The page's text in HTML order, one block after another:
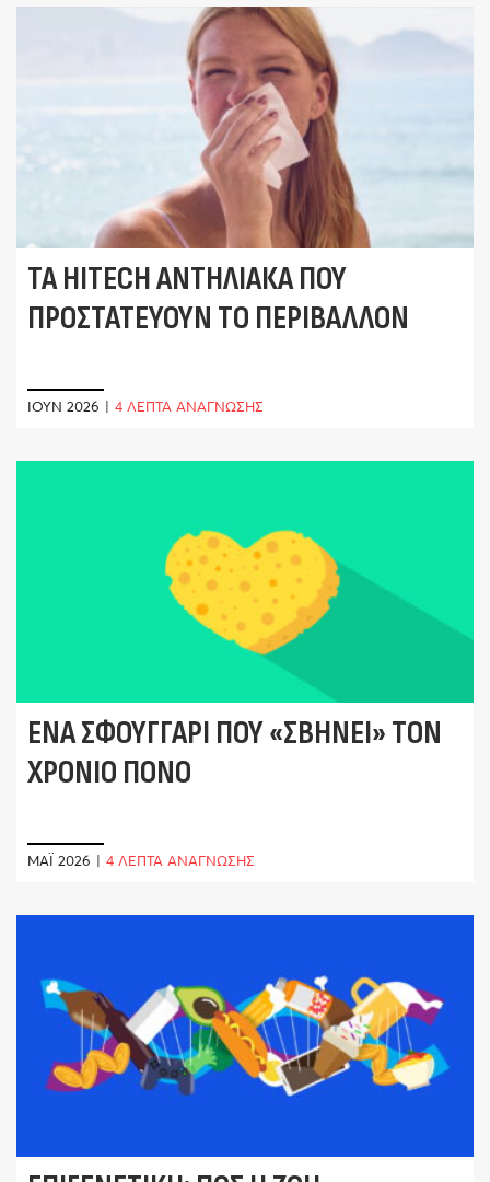
ΤΑ HITECH ΑΝΤΗΛΙΑΚΆ ΠΟΥ
ΠΡΟΣΤΑΤΕΎΟΥΝ ΤΟ ΠΕΡΙΒΆΛΛΟΝ
ΙΟΎΝ 2026 | 4 ΛΕΠΤΑ ΑΝΑΓΝΩΣΗΣ
ΈΝΑ ΣΦΟΥΓΓΆΡΙ ΠΟΥ «ΣΒΉΝΕΙ» ΤΟΝ
ΧΡΌΝΙΟ ΠΌΝΟ
ΜΆΙ 2026 | 4 ΛΕΠΤΑ ΑΝΑΓΝΩΣΗΣ